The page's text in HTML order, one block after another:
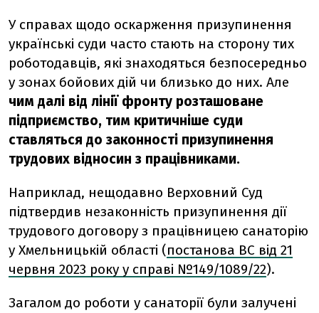
У справах щодо оскарження призупинення
українські суди часто стають на сторону тих
роботодавців, які знаходяться безпосередньо
у зонах бойових дій чи близько до них. Але
чим далі від лінії фронту розташоване
підприємство, тим критичніше суди
ставляться до законності призупинення
трудових відносин з працівниками.
Наприклад, нещодавно Верховний Суд
підтвердив незаконність призупинення дії
трудового договору з працівницею санаторію
у Хмельницькій області (постанова ВС від 21
червня 2023 року у справі №149/1089/22).
Загалом до роботи у санаторії були залучені